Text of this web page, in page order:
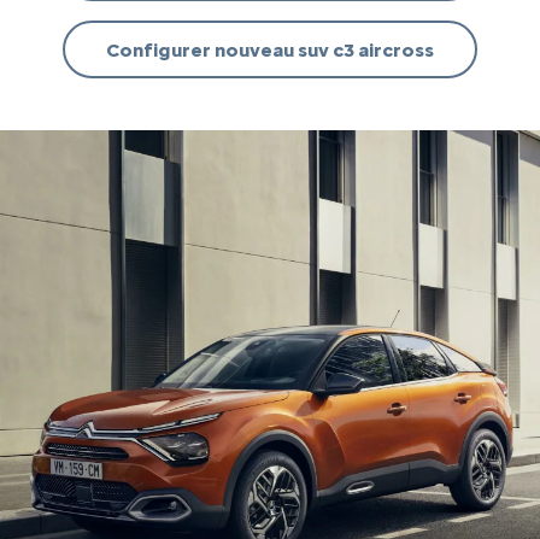
Configurer nouveau suv c3 aircross